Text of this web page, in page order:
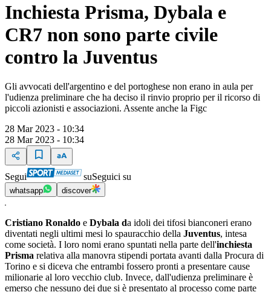
Inchiesta Prisma, Dybala e
CR7 non sono parte civile
contro la Juventus
Gli avvocati dell'argentino e del portoghese non erano in aula per
l'udienza preliminare che ha deciso il rinvio proprio per il ricorso di
piccoli azionisti e associazioni. Assente anche la Figc
28 Mar 2023 - 10:34
28 Mar 2023 - 10:34
Segui suSeguici su
whatsapp discover
Cristiano Ronaldo e Dybala da idoli dei tifosi bianconeri erano
diventati negli ultimi mesi lo spauracchio della Juventus, intesa
come società. I loro nomi erano spuntati nella parte dell'inchiesta
Prisma relativa alla manovra stipendi portata avanti dalla Procura di
Torino e si diceva che entrambi fossero pronti a presentare cause
milionarie al loro vecchio club. Invece, dall'udienza preliminare è
emerso che nessuno dei due si è presentato al processo come parte